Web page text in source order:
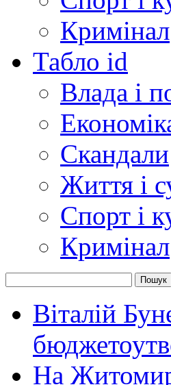
Кримінал
Табло id
Влада і
Скандали
Життя і
Спорт і
Кримінал
Віталій
На